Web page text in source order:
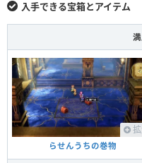
入手できる宝箱とアイテム
らせんうちの巻物